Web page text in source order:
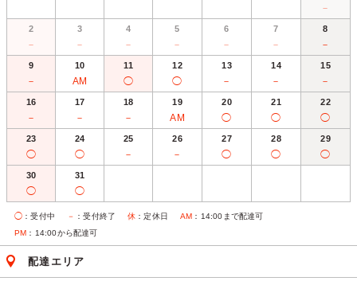
－
2
－
3
－
4
－
5
－
6
－
7
－
8
－
9
－
10
AM
11
◯
12
◯
13
－
14
－
15
－
16
－
17
－
18
－
19
AM
20
◯
21
◯
22
◯
23
◯
24
◯
25
－
26
－
27
◯
28
◯
29
◯
30
◯
31
◯
◯ ：受付中 － ：受付終了 休 ：定休日 AM ：14:00まで配達可
PM ：14:00から配達可
配達エリア